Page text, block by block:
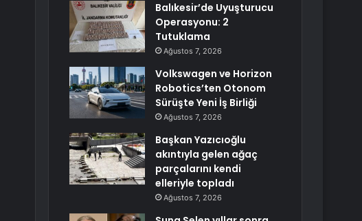
Balıkesir’de Uyuşturucu
Operasyonu: 2
Tutuklama
Ağustos 7, 2026
Volkswagen ve Horizon
Robotics’ten Otonom
Sürüşte Yeni İş Birliği
Ağustos 7, 2026
Başkan Yazıcıoğlu
akıntıyla gelen ağaç
parçalarını kendi
elleriyle topladı
Ağustos 7, 2026